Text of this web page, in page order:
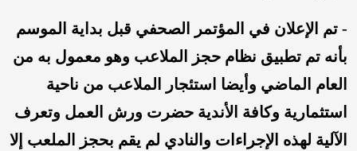
- تم الإعلان في المؤتمر الصحفي قبل بداية الموسم
بأنه تم تطبيق نظام حجز الملاعب وهو معمول به من
العام الماضي وأيضا استئجار الملاعب من ناحية
استثمارية وكافة الأندية حضرت ورش العمل وتعرف
الآلية لهذه الإجراءات والنادي لم يقم بحجز الملعب إلا